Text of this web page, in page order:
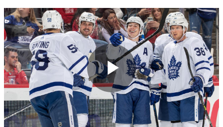
Play